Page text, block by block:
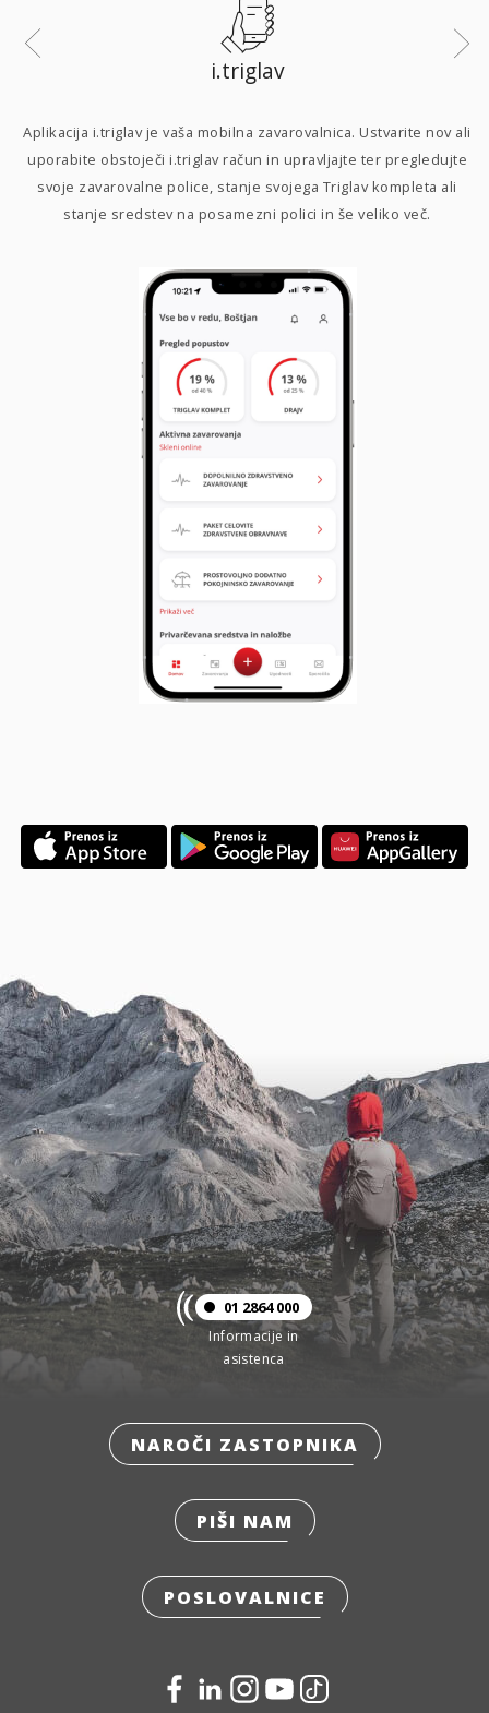
i.triglav
Aplikacija i.triglav je vaša mobilna zavarovalnica. Ustvarite nov ali
uporabite obstoječi i.triglav račun in upravljajte ter pregledujte
svoje zavarovalne police, stanje svojega Triglav kompleta ali
stanje sredstev na posamezni polici in še veliko več.
01 2864 000
Informacije in
asistenca
NAROČI ZASTOPNIKA
PIŠI NAM
POSLOVALNICE